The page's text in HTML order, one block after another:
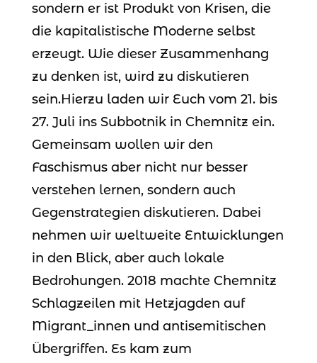
sondern er ist Produkt von Krisen, die
die kapitalistische Moderne selbst
erzeugt. Wie dieser Zusammenhang
zu denken ist, wird zu diskutieren
sein.Hierzu laden wir Euch vom 21. bis
27. Juli ins Subbotnik in Chemnitz ein.
Gemeinsam wollen wir den
Faschismus aber nicht nur besser
verstehen lernen, sondern auch
Gegenstrategien diskutieren. Dabei
nehmen wir weltweite Entwicklungen
in den Blick, aber auch lokale
Bedrohungen. 2018 machte Chemnitz
Schlagzeilen mit Hetzjagden auf
Migrant_innen und antisemitischen
Übergriffen. Es kam zum